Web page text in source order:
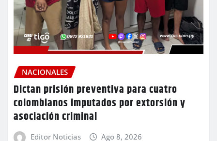
NACIONALES
Dictan prisión preventiva para cuatro
colombianos imputados por extorsión y
asociación criminal
Editor Noticias Ago 8, 2026